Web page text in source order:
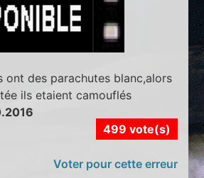
ont des parachutes blanc,alors
ils etaient camouflés
499 vote(s)
Voter pour cette erreur